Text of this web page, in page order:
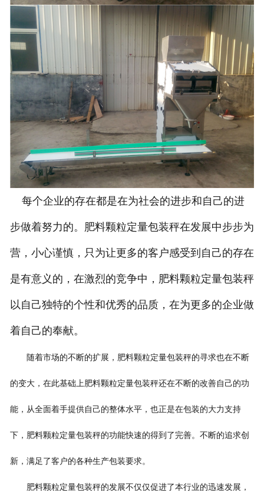
每个企业的存在都是在为社会的进步和自己的进
步做着努力的。肥料颗粒定量包装秤在发展中步步为
营，小心谨慎，只为让更多的客户感受到自己的存在
是有意义的，在激烈的竞争中，肥料颗粒定量包装秤
以自己独特的个性和优秀的品质，在为更多的企业做
着自己的奉献。
随着市场的不断的扩展，肥料颗粒定量包装秤的寻求也在不断
的变大，在此基础上肥料颗粒定量包装秤还在不断的改善自己的功
能，从全面着手提供自己的整体水平，也正是在包装的大力支持
下，肥料颗粒定量包装秤的功能快速的得到了完善。不断的追求创
新，满足了客户的各种生产包装要求。
肥料颗粒定量包装秤的发展不仅仅促进了本行业的迅速发展，